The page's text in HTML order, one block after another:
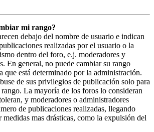
mi rango?
debajo del nombre de usuario e indican
realizadas por el usuario o la
dentro del foro, e.j. moderadores y
En general, no puede cambiar su rango
que está determinado por la administración.
de sus privilegios de publicación solo para
La mayoría de los foros lo consideran
y moderadores o administradores
de publicaciones realizadas, llegando
medidas mas drásticas, como la expulsión del